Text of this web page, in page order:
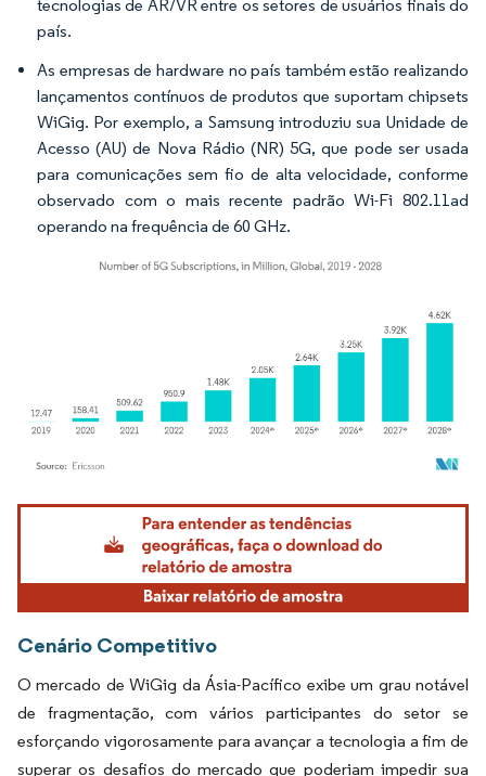
tecnologias de AR/VR entre os setores de usuários finais do
país.
As empresas de hardware no país também estão realizando
lançamentos contínuos de produtos que suportam chipsets
WiGig. Por exemplo, a Samsung introduziu sua Unidade de
Acesso (AU) de Nova Rádio (NR) 5G, que pode ser usada
para comunicações sem fio de alta velocidade, conforme
observado com o mais recente padrão Wi-Fi 802.11ad
operando na frequência de 60 GHz.
Imagem © Mordor Intelligence. O reuso requer atribuição conforme CC BY 4.0.
Cenário Competitivo
O mercado de WiGig da Ásia-Pacífico exibe um grau notável
de fragmentação, com vários participantes do setor se
esforçando vigorosamente para avançar a tecnologia a fim de
superar os desafios do mercado que poderiam impedir sua